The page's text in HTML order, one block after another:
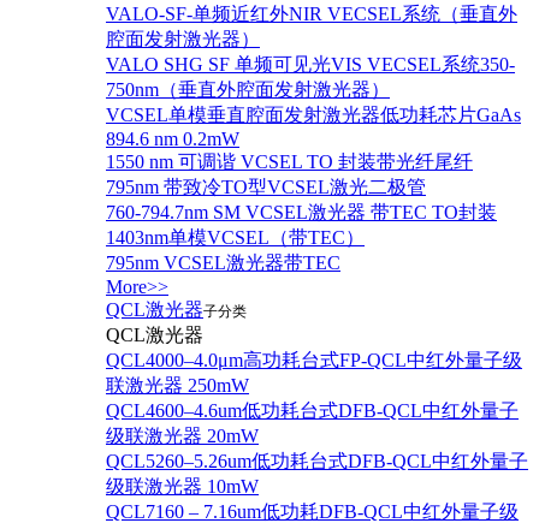
VALO-SF-单频近红外NIR VECSEL系统（垂直外
腔面发射激光器）
VALO SHG SF 单频可见光VIS VECSEL系统350-
750nm（垂直外腔面发射激光器）
VCSEL单模垂直腔面发射激光器低功耗芯片GaAs
894.6 nm 0.2mW
1550 nm 可调谐 VCSEL TO 封装带光纤尾纤
795nm 带致冷TO型VCSEL激光二极管
760-794.7nm SM VCSEL激光器 带TEC TO封装
1403nm单模VCSEL（带TEC）
795nm VCSEL激光器带TEC
More>>
QCL激光器子分类
QCL激光器
QCL4000–4.0μm高功耗台式FP-QCL中红外量子级
联激光器 250mW
QCL4600–4.6um低功耗台式DFB-QCL中红外量子
级联激光器 20mW
QCL5260–5.26um低功耗台式DFB-QCL中红外量子
级联激光器 10mW
QCL7160 – 7.16um低功耗DFB-QCL中红外量子级